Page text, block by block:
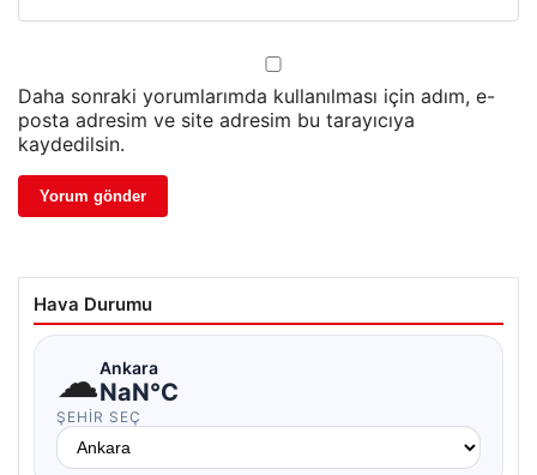
Daha sonraki yorumlarımda kullanılması için adım, e-
posta adresim ve site adresim bu tarayıcıya
kaydedilsin.
Hava Durumu
☁Ankara
NaN°C
ŞEHIR SEÇ